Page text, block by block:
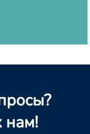
нам!